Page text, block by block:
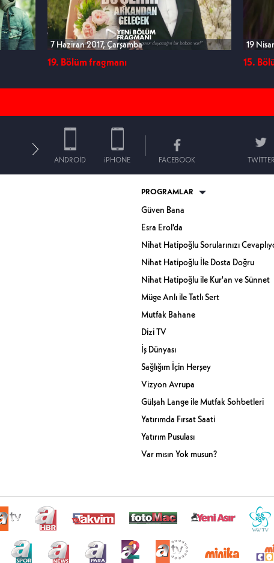
7 Haziran 2017, Çarşamba
19. Bölüm fragmanı
19
15.
ANDROID iPHONE FACEBOOK
PROGRAMLAR
Güven Bana
Esra Erol'da
Nihat Hatipoğlu Sorularınızı
Nihat Hatipoğlu İle Dosta Doğru
Nihat Hatipoğlu ile Kur'an ve Sünnet
Müge Anlı ile Tatlı Sert
Mutfak Bahane
Dizi TV
İş Dünyası
Sağlığım İçin Herşey
Vizyon Avrupa
Gülşah Lange ile Mutfak Sohbetleri
Yatırımda Fırsat Saati
Yatırım Pusulası
Var mısın Yok musun?